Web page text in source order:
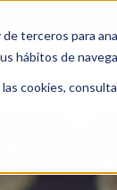
terceros para
hábitos de
cookies,